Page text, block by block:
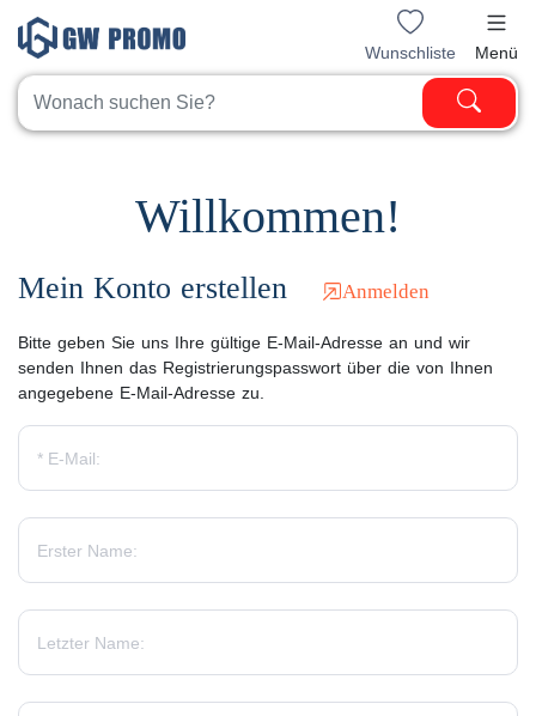
Wunschliste Menü
Willkommen!
Mein Konto erstellen Anmelden
Bitte geben Sie uns Ihre gültige E-Mail-Adresse an und wir
senden Ihnen das Registrierungspasswort über die von Ihnen
angegebene E-Mail-Adresse zu.